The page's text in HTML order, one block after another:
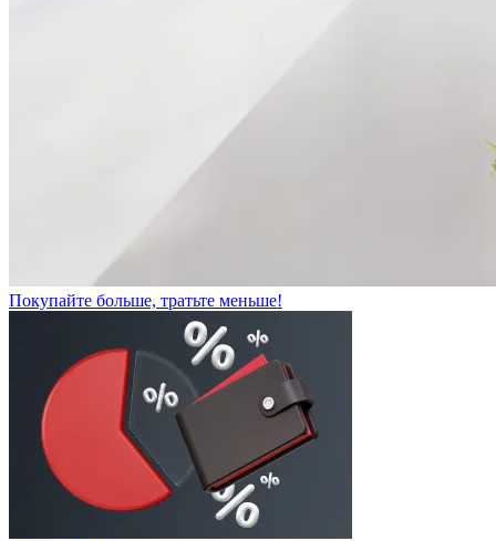
Покупайте больше, тратьте меньше!